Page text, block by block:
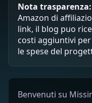
Nota trasparenza:
Amazon di
link, il blog puo
costi aggiuntivi
le spese del
Benvenuti su